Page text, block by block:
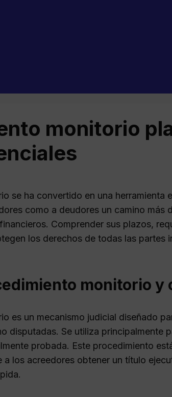
monitorio
se ha convertido en una herramienta
como a deudores un camino más
Comprender sus plazos,
los derechos de todas las
monitorio y
es un mecanismo judicial diseñado
disputadas. Se utiliza principalmente
probada. Este procedimiento
a los acreedores obtener un título